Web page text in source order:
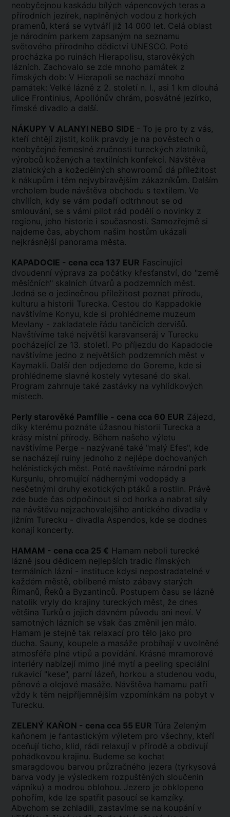
neobyčejnou kaskádu bílých vápencových teras a
přírodních jezírek, naplněných vodou z horkých
pramenů, která se vytváří již 14 000 let. Celá oblast
je národním parkem zapsaným na seznamu
světového přírodního dědictví UNESCO. Poté
procházka po ruinách Hierapolisu, starověkých
lázních. Zachovalo se zde mnoho památek z
římských dob: V Hierapoli se nachází mnoho
památek: Velké lázně z 2. století n. l., asi 1 km dlouhá
ulice Frontinius, Apollónův chrám, posvátné jezírko,
římské divadlo a další.
NÁKUPY V ALANYI NEBO SIDE - To je pro ty z vás,
kteří chtějí zjistit, kolik pravdy je na pověstech o
neobyčejné řemeslné zručnosti tureckých zlatníků,
výrobců kožených a textilních konfekcí. Návštěva
zlatnických a kožedělných showroomů dá příležitost
k nákupům i těm nejvybíravějším zákazníkům. Dalším
vrcholem bude návštěva obchodu s textilem. Ve
chvílích, kdy se vám podaří odtrhnout se od
smlouvání, se s vámi pilot rád podělí o novinky z
regionu, jeho historie i současnosti. Samozřejmě si
najdeme čas, abychom našim hostům ukázali
nejkrásnější panorama města.
KAPADOCIE - cena cca 137 EUR Fascinující
dvoudenní výprava za počátky křesťanství, do "země
měsíčních" skalních útvarů a podzemních měst.
Jedná se o jedinečnou příležitost poznat přírodu,
kulturu a historii Turecka. Cestou do Kappadokie
navštívíme Konyu, kde si prohlédneme muzeum
Mevlany - zakladatele řádu tančících dervišů.
Navštívíme také největší karavanseráj v Turecku
pocházející ze 13. století. Po příjezdu do Kapadocie
navštívíme jedno z největších podzemních měst v
Kaymakli. Další den odjedeme do Goreme, kde si
prohlédneme slavné kostely vytesané do skal.
Program zahrnuje také zastávky na vyhlídkových
místech.
Perly starověké Pamfílie - cena cca 60 EUR Zájezd,
díky kterému poznáte úžasnou historii Turecka a
krásy místní přírody. Během našeho výletu
navštívíme Perge - nazývané také "malý Efes", kde
se nacházejí ruiny jednoho z nejlépe dochovaných
helénistických měst. Poté navštívíme národní park
Kurşunlu, ohromující nádhernými vodopády a
nesčetnými druhy exotických ptáků a rostlin. Právě
zde bude čas odpočinout si od horka a nabrat síly
na návštěvu nejzachovalejšího antického divadla v
jižním Turecku - divadla Aspendos, kde se dodnes
konají koncerty.
HAMAM - cena cca 25 € Hamam neboli turecké
lázně jsou dědicem nejlepších tradic římských
termálních lázní - instituce kdysi nepostradatelné v
každém městě, oblíbené místo zábavy starých
Římanů, Řeků a Byzantinců. Postupem času se lázně
natolik vryly do krajiny tureckých měst, že dnes
většina Turků o jejich dávném původu ani neví. V
samotných lázních se však čas změnil jen málo.
Hamam je stejně tak relaxací pro tělo jako pro
ducha. Sauny, koupele a masáže probíhají v uvolněné
atmosféře plné vtipů a povídání. Krásné mramorové
interiéry nabízejí mimo jiné mytí a peeling speciální
rukavicí "kese", parní lázeň, horkou a studenou vodu,
pěnové a olejové masáže. Návštěva hamamu patří
vždy k těm nejpříjemnějším vzpomínkám na pobyt v
Turecku.
ZELENÝ KAŇON - cena cca 55 EUR Túra Zeleným
kaňonem je fantastickým výletem pro všechny, kteří
oceňují ticho, klid, rádi relaxují v přírodě a obdivují
pohádkovou krajinu. Budeme se kochat
smaragdovou barvou průzračného jezera (tyrkysová
barva vody je výsledkem rozpuštěných sloučenin
vápníku) a modrou oblohou. Jezero je obklopeno
pohořím, kde lze spatřit pasoucí se kamzíky.
Abychom se zchladili, zastavíme se na koupání v